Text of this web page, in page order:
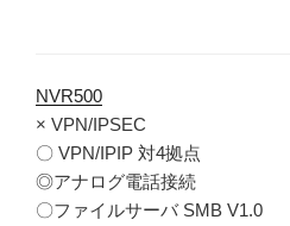
NVR500
× VPN/IPSEC
〇 VPN/IPIP 対4拠点
◎アナログ電話接続
〇ファイルサーバ SMB V1.0